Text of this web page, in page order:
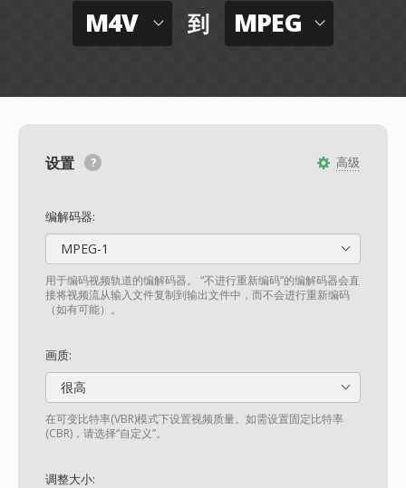
M4V 到 MPEG
高级
设置
编解码器:
MPEG-1
用于编码视频轨道的编解码器。 “不进行重新编码”的编解码器会直
接将视频流从输入文件复制到输出文件中，而不会进行重新编码
（如有可能）。
画质:
很高
在可变比特率(VBR)模式下设置视频质量。如需设置固定比特率
(CBR)，请选择“自定义”。
调整大小: